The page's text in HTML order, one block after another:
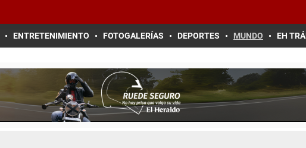
ENTRETENIMIENTO FOTOGALERÍAS DEPORTES MUNDO EH